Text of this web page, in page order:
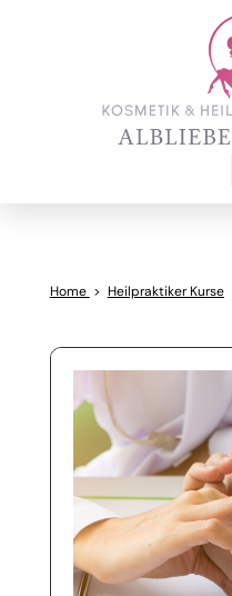
Home > Heilpraktiker Kurse